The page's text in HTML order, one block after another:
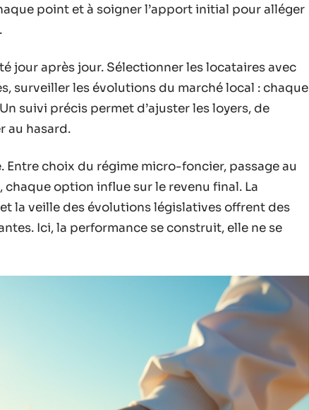
point et à soigner l’apport initial pour alléger
jour après jour. Sélectionner les locataires avec
surveiller les évolutions du marché local : chaque
suivi précis permet d’ajuster les loyers, de
au hasard.
choix du régime micro-foncier, passage au
option influe sur le revenu final. La
la veille des évolutions législatives offrent des
Ici, la performance se construit, elle ne se